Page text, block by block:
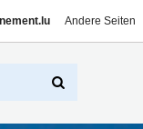
Andere Seiten